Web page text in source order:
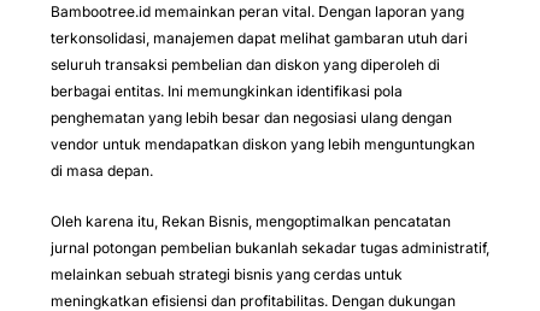
Bambootree.id memainkan peran vital. Dengan laporan yang
terkonsolidasi, manajemen dapat melihat gambaran utuh dari
seluruh transaksi pembelian dan diskon yang diperoleh di
berbagai entitas. Ini memungkinkan identifikasi pola
penghematan yang lebih besar dan negosiasi ulang dengan
vendor untuk mendapatkan diskon yang lebih menguntungkan
di masa depan.
Oleh karena itu, Rekan Bisnis, mengoptimalkan pencatatan
jurnal potongan pembelian bukanlah sekadar tugas administratif,
melainkan sebuah strategi bisnis yang cerdas untuk
meningkatkan efisiensi dan profitabilitas. Dengan dukungan